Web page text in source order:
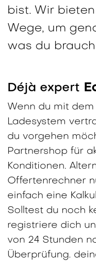
bist. Wir
Wege, um
was du
Déjà expert
Wenn du mit
Ladesystem
du vorgehen
Partnershop für
Konditionen.
Offertenrechner
einfach eine
Solltest du noch
registriere dich
von 24 Stunden
Überprüfung.